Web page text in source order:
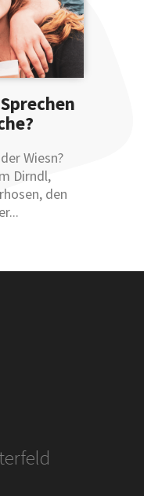
Wiesn?
Dirndl,
den
Sie uns.
ELDU
ESTÄ